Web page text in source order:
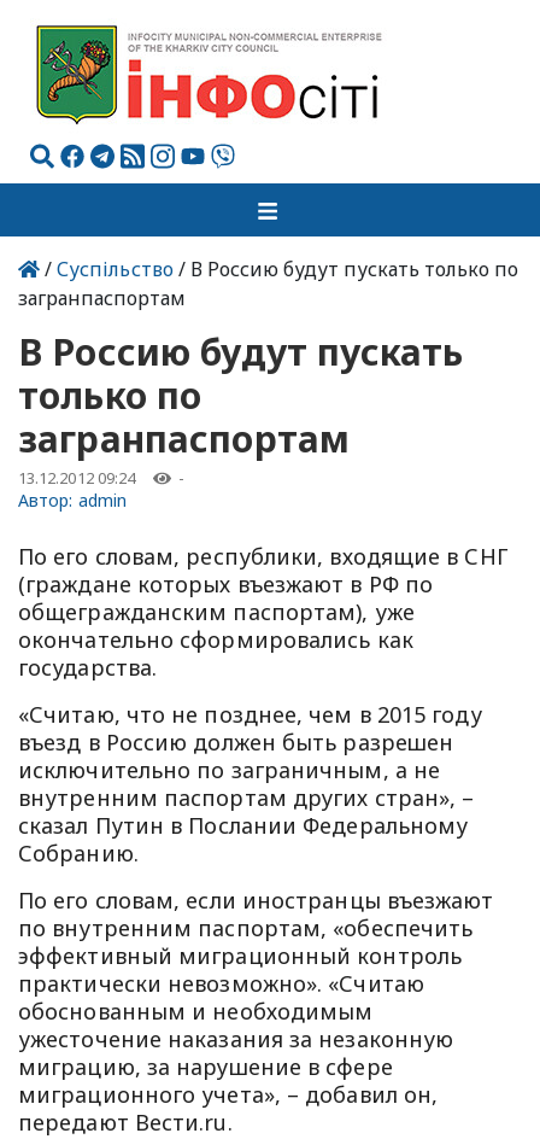
/Суспільство/ В Россию будут пускать только по
загранпаспортам
В Россию будут пускать
только по
загранпаспортам
13.12.2012 09:24 -
Автор: admin
По его словам, республики, входящие в СНГ
(граждане которых въезжают в РФ по
общегражданским паспортам), уже
окончательно сформировались как
государства.
«Считаю, что не позднее, чем в 2015 году
въезд в Россию должен быть разрешен
исключительно по заграничным, а не
внутренним паспортам других стран», –
сказал Путин в Послании Федеральному
Собранию.
По его словам, если иностранцы въезжают
по внутренним паспортам, «обеспечить
эффективный миграционный контроль
практически невозможно». «Считаю
обоснованным и необходимым
ужесточение наказания за незаконную
миграцию, за нарушение в сфере
миграционного учета», – добавил он,
передают Вести.ru.